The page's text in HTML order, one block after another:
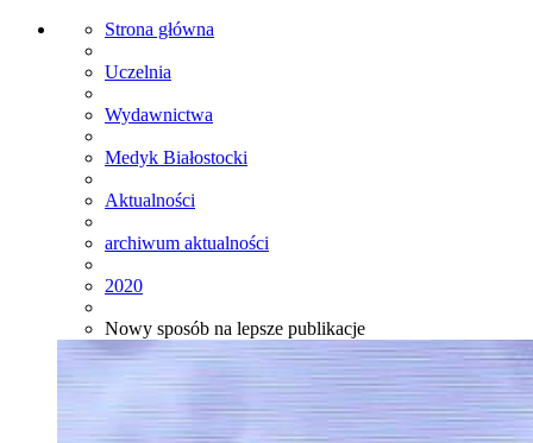
Strona główna
Uczelnia
Wydawnictwa
Medyk Białostocki
Aktualności
archiwum aktualności
2020
Nowy sposób na lepsze publikacje